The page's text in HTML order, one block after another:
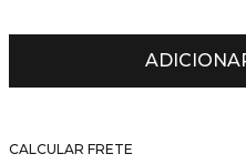
CALCULAR FRETE